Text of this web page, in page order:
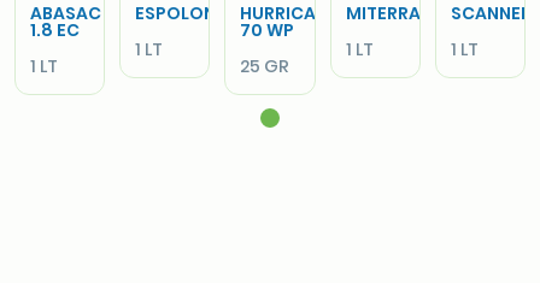
ABASAC
1.8 EC
1 LT
ESPOLON
1 LT
HURRICANE
70 WP
25 GR
MITERRA
1 LT
SCANNER
1 LT